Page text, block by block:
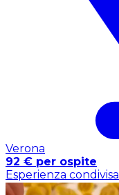
Verona
92 € per ospite
Esperienza condivisa